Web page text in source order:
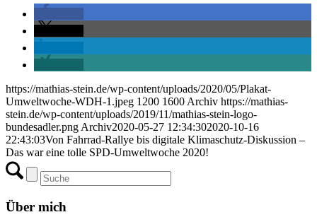
https://mathias-stein.de/wp-content/uploads/2020/05/Plakat-
Umweltwoche-WDH-1.jpeg 1200 1600 Archiv https://mathias-
stein.de/wp-content/uploads/2019/11/mathias-stein-logo-
bundesadler.png Archiv2020-05-27 12:34:302020-10-16
22:43:03Von Fahrrad-Rallye bis digitale Klimaschutz-Diskussion –
Das war eine tolle SPD-Umweltwoche 2020!
Über mich